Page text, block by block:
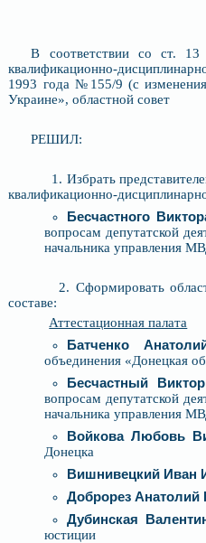
В соответствии со ст.
квалификационно-
1993 года №155/9 (с
Украине», областной совет
РЕШИЛ:
1. Избрать
квалификационно-
Бесчастного
вопросам депутатской
начальника управления
2. Сформировать
составе:
Аттестационная палата
Батченко
объединения «Донецкая
Бесчастный
вопросам депутатской
начальника управления
Войкова Любовь
Донецка
Вишнивецкий Иван
Доброрез Анатолий
Дубинская
юстиции